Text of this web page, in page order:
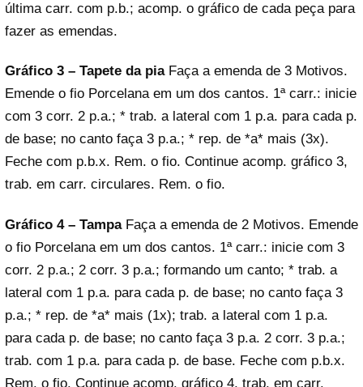
última carr. com p.b.; acomp. o gráfico de cada peça para
fazer as emendas.
Gráfico 3 – Tapete da piaFaça a emenda de 3 Motivos.
Emende o fio Porcelana em um dos cantos. 1ª carr.: inicie
com 3 corr. 2 p.a.; * trab. a lateral com 1 p.a. para cada p.
de base; no canto faça 3 p.a.; * rep. de *a* mais (3x).
Feche com p.b.x. Rem. o fio. Continue acomp. gráfico 3,
trab. em carr. circulares. Rem. o fio.
Gráfico 4 – TampaFaça a emenda de 2 Motivos. Emende
o fio Porcelana em um dos cantos. 1ª carr.: inicie com 3
corr. 2 p.a.; 2 corr. 3 p.a.; formando um canto; * trab. a
lateral com 1 p.a. para cada p. de base; no canto faça 3
p.a.; * rep. de *a* mais (1x); trab. a lateral com 1 p.a.
para cada p. de base; no canto faça 3 p.a. 2 corr. 3 p.a.;
trab. com 1 p.a. para cada p. de base. Feche com p.b.x.
Rem. o fio. Continue acomp. gráfico 4, trab. em carr.